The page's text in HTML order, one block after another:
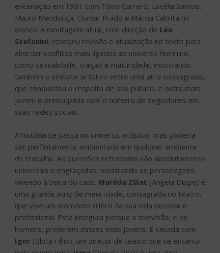
encenação em 1991 com Tônia Carrero, Lucélia Santos,
Mauro Mendonça, Osmar Prado e Márcia Cabrita no
elenco. A montagem atual, com direção de Léo
Stefanini, recebeu revisão e atualização no texto para
abordar conflitos mais ligados ao universo feminino,
como sexualidade, traição e maturidade, mostrando
também o embate artístico entre uma atriz consagrada,
que conquistou o respeito de seu público, e outra mais
jovem e preocupada com o número de seguidores em
suas redes sociais.
A história se passa no universo artístico, mas poderia
ser perfeitamente ambientada em qualquer ambiente
de trabalho. As questões retratadas são absolutamente
universais e engraçadas, mostrando os personagens
vivendo à beira do caos. Marilda Ziliat (Angela Dippe) é
uma grande atriz de meia-idade, consagrada no teatro,
que vive um momento crítico da sua vida pessoal e
profissional. Está insegura porque a televisão, e os
homens, preferem atrizes mais jovens. É casada com
Igor (Blota Filho), um diretor de teatro que se encanta